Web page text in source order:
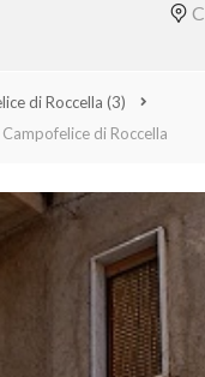
di Roccella (3)
di Roccella